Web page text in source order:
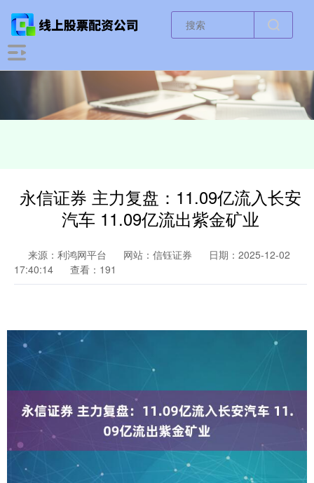
永信证券 主力复盘：11.09亿流入长安
汽车 11.09亿流出紫金矿业
来源：利鸿网平台 网站：信钰证券
日期：2025-12-02
17:40:14
查看：191